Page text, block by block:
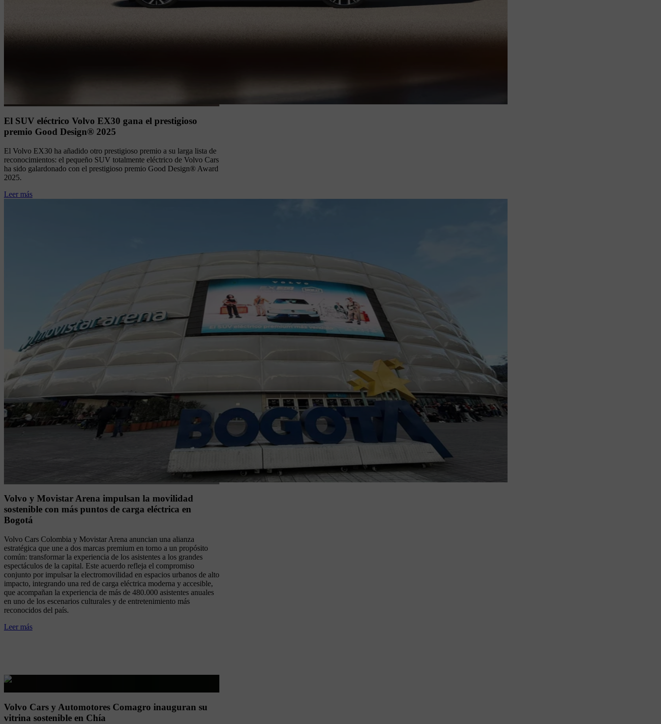
El SUV eléctrico Volvo EX30 gana el prestigioso
premio Good Design® 2025
El Volvo EX30 ha añadido otro prestigioso premio a su larga lista de
reconocimientos: el pequeño SUV totalmente eléctrico de Volvo Cars
ha sido galardonado con el prestigioso premio Good Design® Award
2025.
Leer más
Volvo y Movistar Arena impulsan la movilidad
sostenible con más puntos de carga eléctrica en
Bogotá
Volvo Cars Colombia y Movistar Arena anuncian una alianza
estratégica que une a dos marcas premium en torno a un propósito
común: transformar la experiencia de los asistentes a los grandes
espectáculos de la capital. Este acuerdo refleja el compromiso
conjunto por impulsar la electromovilidad en espacios urbanos de alto
impacto, integrando una red de carga eléctrica moderna y accesible,
que acompañan la experiencia de más de 480.000 asistentes anuales
en uno de los escenarios culturales y de entretenimiento más
reconocidos del país.
Leer más
Volvo Cars y Automotores Comagro inauguran su
vitrina sostenible en Chía